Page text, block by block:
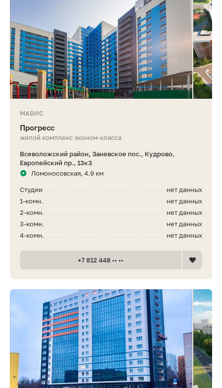
МАВИС
Прогресс
жилой комплекс эконом-класса
Всеволожский район, Заневское пос., Кудрово,
Европейский пр., 13к3
Ломоносовская, 4.9 км
нет данных
Студии
нет данных
1-комн.
нет данных
2-комн.
нет данных
3-комн.
нет данных
4-комн.
+7 812 448 •• ••